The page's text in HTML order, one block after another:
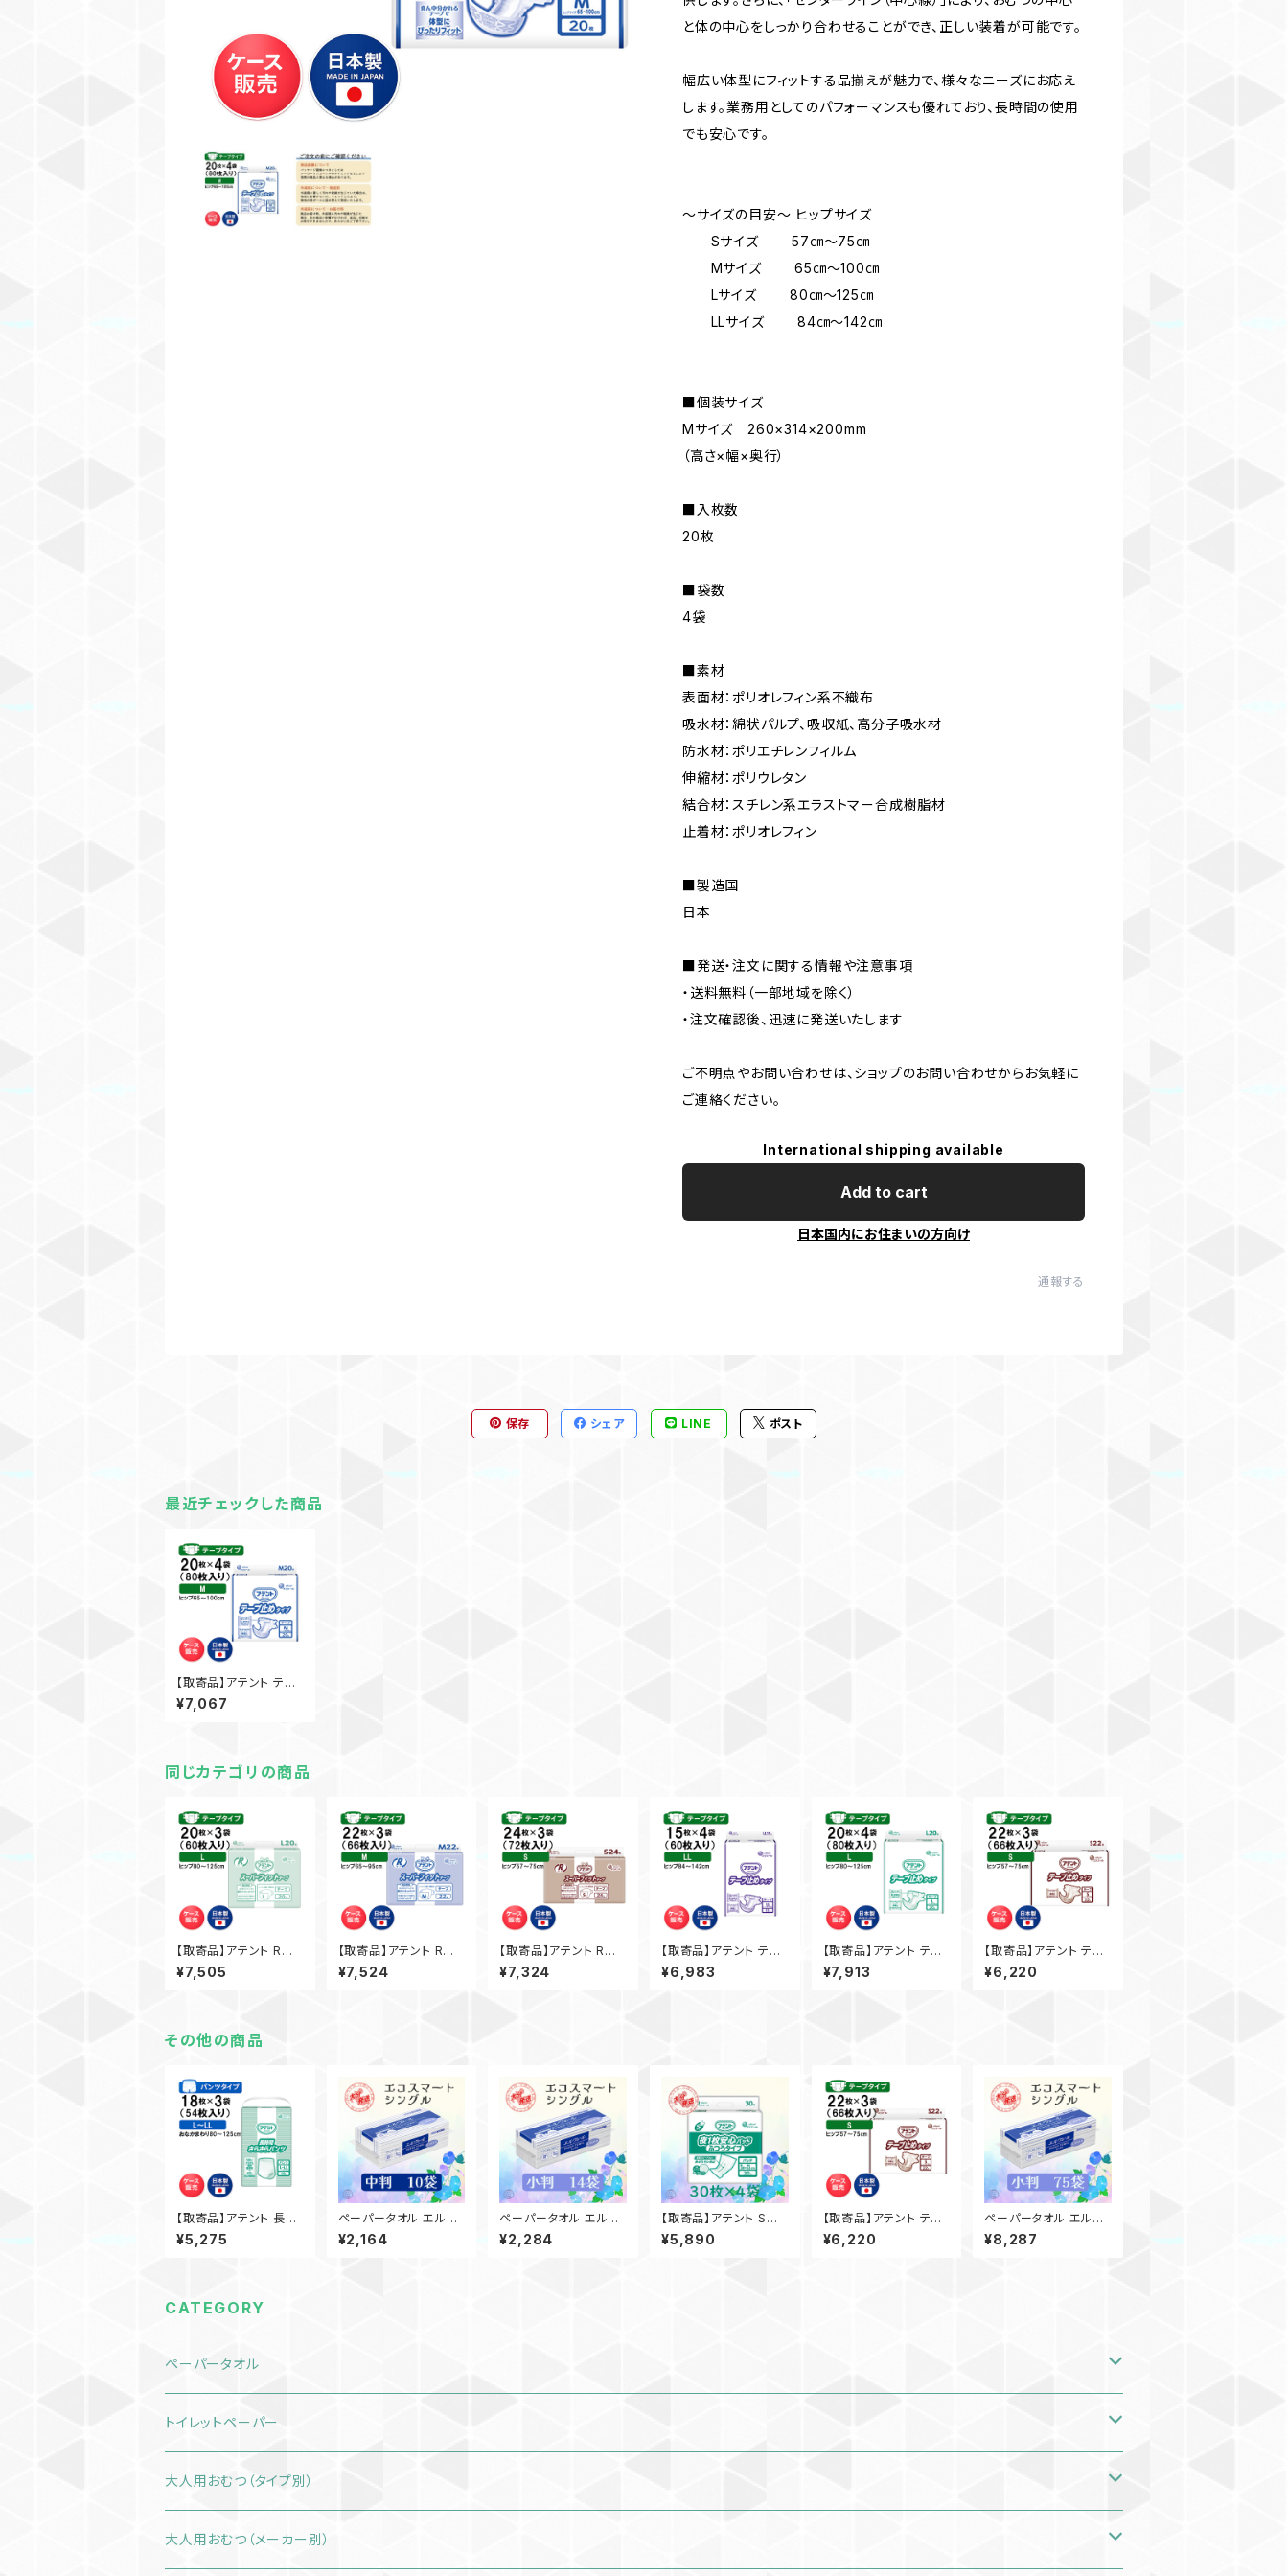
と体の中心をしっかり合わせることができ、正しい装着が可能です。
幅広い体型にフィットする品揃えが魅力で、様々なニーズにお応え
します。業務用としてのパフォーマンスも優れており、長時間の使用
でも安心です。
～サイズの目安～ ヒップサイズ
Sサイズ 57㎝～75㎝
Mサイズ 65㎝～100㎝
Lサイズ 80㎝～125㎝
LLサイズ 84㎝～142㎝
■個装サイズ
Mサイズ 260×314×200mm
（高さ×幅×奥行）
■入枚数
20枚
■袋数
4袋
■素材
表面材：ポリオレフィン系不織布
吸水材：綿状パルプ、吸収紙、高分子吸水材
防水材：ポリエチレンフィルム
伸縮材：ポリウレタン
結合材：スチレン系エラストマー合成樹脂材
止着材：ポリオレフィン
■製造国
日本
■発送・注文に関する情報や注意事項
・送料無料（一部地域を除く）
・注文確認後、迅速に発送いたします
ご不明点やお問い合わせは、ショップのお問い合わせからお気軽に
ご連絡ください。
International shipping available
Add to cart
日本国内にお住まいの方向け
通報する
保存 シェア LINE ポスト
最近チェックした商品
【取寄品】アテント テー
プ止めタイプ M オムツ
シート 20枚入×4袋 大
¥7,067
同じカテゴリの商品
【取寄品】アテント Rケ
ア スーパーフィットテー
プ L 20枚入×3袋 大王
¥7,505
【取寄品】アテント Rケ
ア スーパーフィットテー
プ M 22枚入×3袋 大王
¥7,524
【取寄品】アテント Rケ
ア スーパーフィットテー
プ S 24枚入×3袋 大王
¥7,324
【取寄品】アテント テー
プ止めタイプ LL オムツ
シート 15枚入×4袋 大
¥6,983
【取寄品】アテント テー
プ止めタイプ L オムツ
シート 20枚入×4袋 大
¥7,913
【取寄品】アテント テー
プ止めタイプ S オムツ
シート 20枚入×4袋 大
¥6,220
その他の商品
【取寄品】アテント 長時
間さらさらパンツ L-LL
18枚入×3袋 大王製紙
¥5,275
ペーパータオル エルヴ
ェール エコスマート／
中判／10袋（200枚）日
¥2,164
ペーパータオル エルヴ
ェール エコスマート／
小判／14袋（200枚）日
¥2,284
【取寄品】アテント Sケ
ア 夜1枚安心パッドふつ
うタイプ 30枚入×4袋
¥5,890
【取寄品】アテント テー
プ止めタイプ S オムツ
シート 20枚入×4袋 大
¥6,220
ペーパータオル エルヴ
ェール エコスマート／
小判／75袋（200枚）日
¥8,287
CATEGORY
ペーパータオル
エリエール スマートタイプ ダブル
中判サイズ
小判サイズ
エルヴェール エコスマート
中判サイズ
トイレットペーパー
シングル
ダブル
大人用おむつ（タイプ別）
テープタイプ
大人用おむつ（メーカー別）